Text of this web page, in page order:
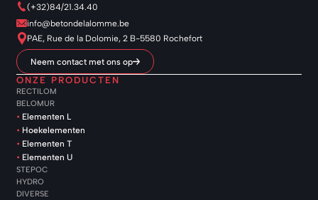
(+32)84/21.34.40
info@betondelalomme.be
PAE, Rue de la Dolomie, 2 B-5580 Rochefort
Neem contact met ons op
ONZE PRODUCTEN
RECTILOM
BELOMUR
Elementen L
Hoekelementen
Elementen T
Elementen U
STEPOC
HYDRO
DIVERSE